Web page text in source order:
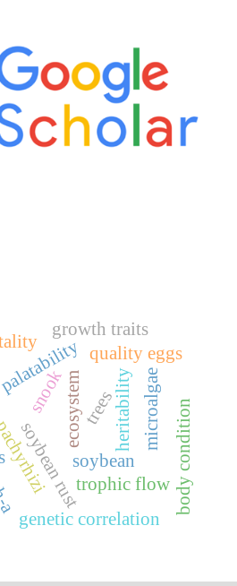
soybean
soybean rust
heritability
genetic correlation
snook
quality eggs
palatability
trees
ecosystem
trophic flow
microalgaebody condition
growth traits